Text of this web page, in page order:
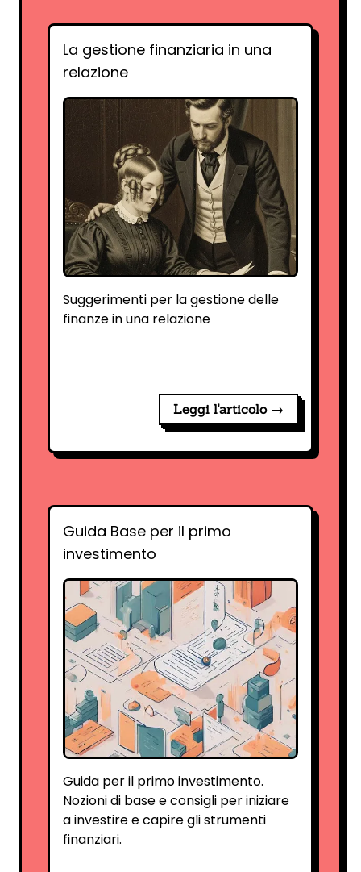
La gestione finanziaria in una
relazione
Suggerimenti per la gestione delle
finanze in una relazione
Leggi l'articolo →
Guida Base per il primo
investimento
Guida per il primo investimento.
Nozioni di base e consigli per iniziare
a investire e capire gli strumenti
finanziari.